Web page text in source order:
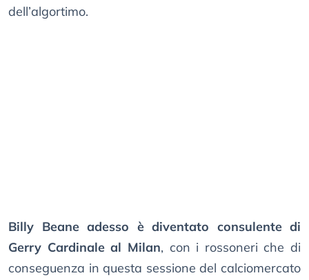
dell’algortimo.
Billy Beane adesso è diventato consulente di
Gerry Cardinale al Milan, con i rossoneri che di
conseguenza in questa sessione del calciomercato